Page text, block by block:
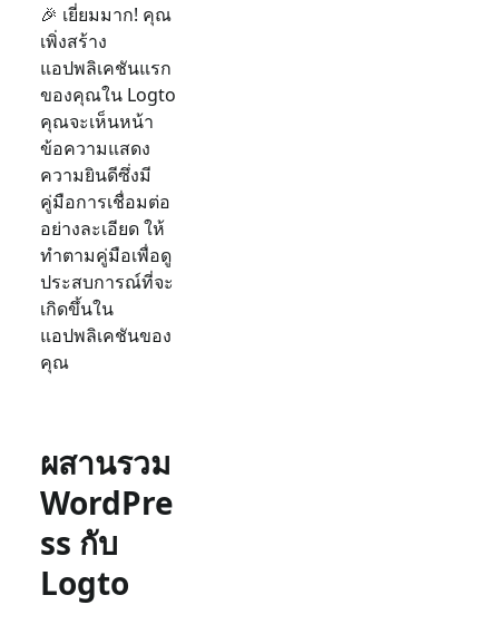
🎉 เยี่ยมมาก! คุณ
เพิ่งสร้าง
แอปพลิเคชันแรก
ของคุณใน Logto
คุณจะเห็นหน้า
ข้อความแสดง
ความยินดีซึ่งมี
คู่มือการเชื่อมต่อ
อย่างละเอียด ให้
ทำตามคู่มือเพื่อดู
ประสบการณ์ที่จะ
เกิดขึ้นใน
แอปพลิเคชันของ
คุณ
ผสานรวม
WordPre
ss กับ
Logto